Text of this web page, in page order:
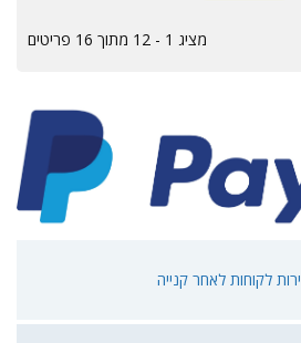
מציג 1 - 12 מתוך 16 פריטים
לקוחות לאחר קנייה